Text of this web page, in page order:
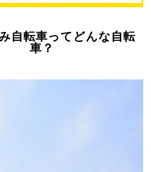
自転車ってどんな自転
車？